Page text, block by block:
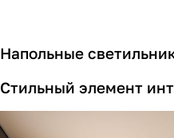
Напольные
Стильный элемент